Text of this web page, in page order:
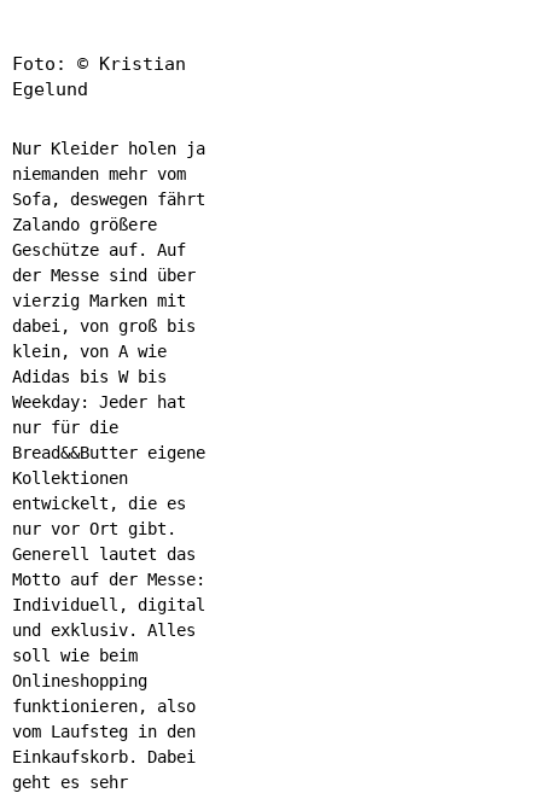
Foto: © Kristian
Egelund
Nur Kleider holen ja
niemanden mehr vom
Sofa, deswegen fährt
Zalando größere
Geschütze auf. Auf
der Messe sind über
vierzig Marken mit
dabei, von groß bis
klein, von A wie
Adidas bis W bis
Weekday: Jeder hat
nur für die
Bread&&Butter eigene
Kollektionen
entwickelt, die es
nur vor Ort gibt.
Generell lautet das
Motto auf der Messe:
Individuell, digital
und exklusiv. Alles
soll wie beim
Onlineshopping
funktionieren, also
vom Laufsteg in den
Einkaufskorb. Dabei
geht es sehr